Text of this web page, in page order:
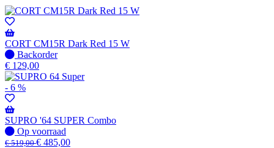
CORT CM15R Dark Red 15 W
Niet
op
voorraad
-
Wordt
verzonden
wanneer
beschikbaar
Backorder
€ 129,00
- 6 %
SUPRO '64 SUPER Combo
Op
voorraad
Op voorraad
€519,00€ 485,00